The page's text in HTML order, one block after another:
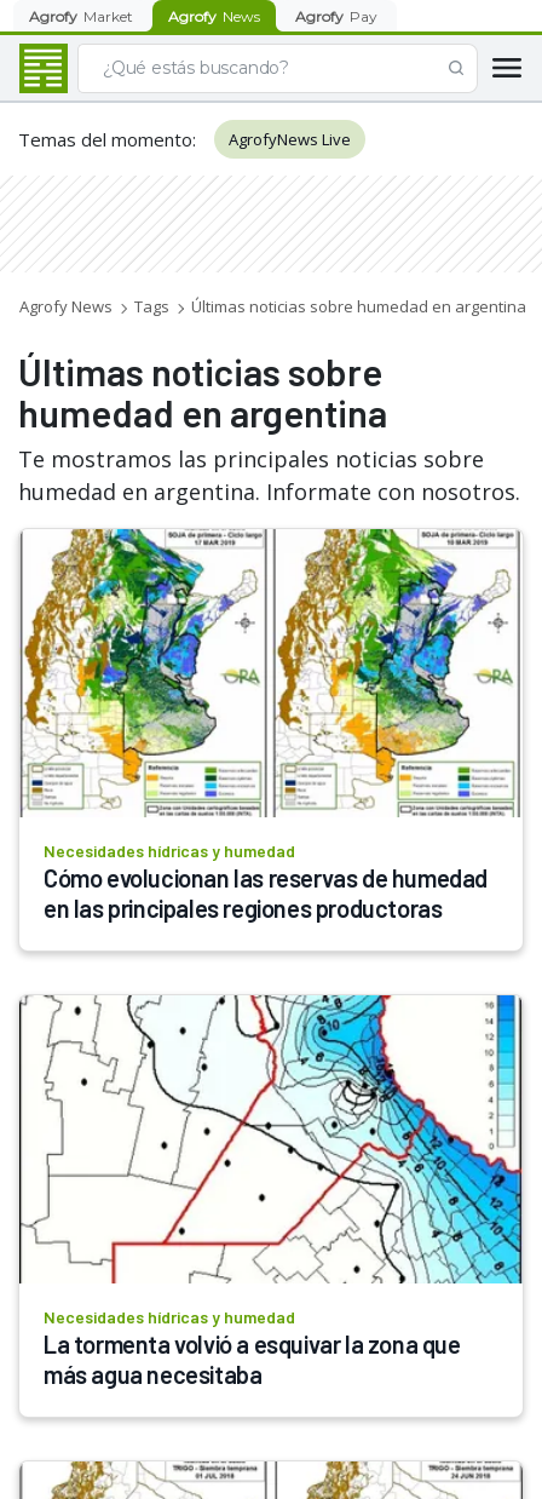
Agrofy Market Agrofy News Agrofy Pay
Temas del momento: AgrofyNews Live
Agrofy News Tags Últimas noticias sobre humedad en argentina
Últimas noticias sobre
humedad en argentina
Te mostramos las principales noticias sobre
humedad en argentina. Informate con nosotros.
Necesidades hídricas y humedad
Cómo evolucionan las reservas de humedad
en las principales regiones productoras
Necesidades hídricas y humedad
La tormenta volvió a esquivar la zona que
más agua necesitaba